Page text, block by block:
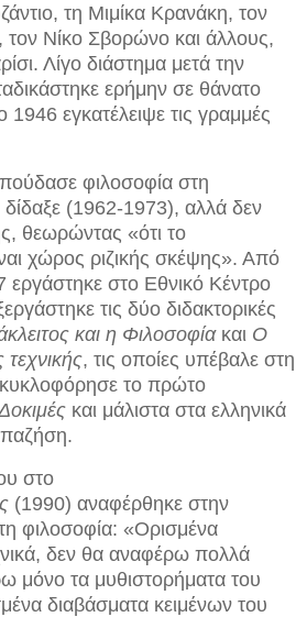
τη Μιμίκα Κρανάκη, τον
τον Νίκο Σβορώνο και άλλους,
Λίγο διάστημα μετά την
ερήμην σε θάνατο
1946 εγκατέλειψε τις γραμμές
φιλοσοφία στη
(1962-1973), αλλά δεν
θεωρώντας «ότι το
χώρος ριζικής σκέψης». Από
στο Εθνικό Κέντρο
τις δύο διδακτορικές
και η Φιλοσοφίακαι Ο
, τις οποίες υπέβαλε στη
το πρώτο
και μάλιστα στα ελληνικά
στο
(1990) αναφέρθηκε στην
φιλοσοφία: «Ορισμένα
δεν θα αναφέρω πολλά
μόνο τα μυθιστορήματα του
διαβάσματα κειμένων του